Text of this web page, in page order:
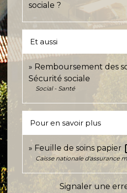
sociale ?
Et aussi
Remboursement des
Sécurité sociale
Social - Santé
Pour en savoir plus
Feuille de soins papier
Caisse nationale d'assurance
Signaler une